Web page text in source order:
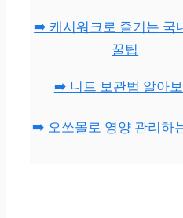
➡️ 캐시워크로 즐기는 국
꿀팁
➡️ 니트 보관법 알아
➡️ 오쏘몰로 영양 관리하